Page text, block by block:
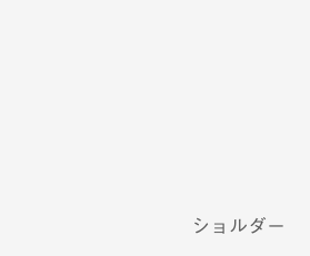
ショルダー